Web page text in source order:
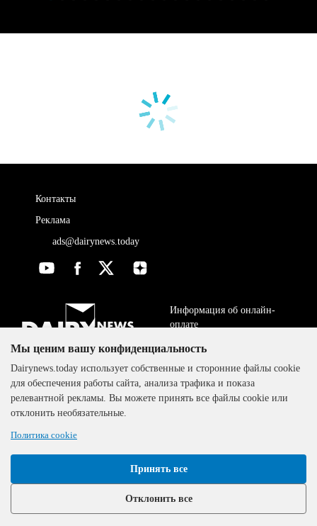
Контакты
Реклама
ads@dairynews.today
The DairyNews, все права
защищены, 2000-2024
Информация об онлайн-
оплате
ДОГОВОР-ОФЕРТА
Политика
конфиденциальности
Мы ценим вашу конфиденциальность
Dairynews.today использует собственные и сторонние файлы cookie
для обеспечения работы сайта, анализа трафика и показа
релевантной рекламы. Вы можете принять все файлы cookie или
отклонить необязательные.
Политика cookie
Принять все
Отклонить все